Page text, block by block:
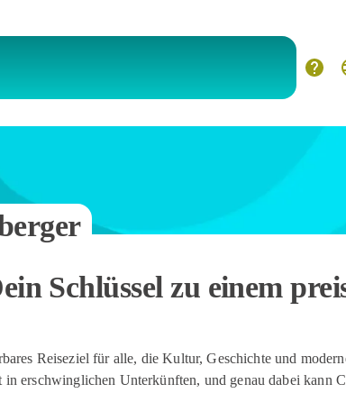
Schlüssel zu einem
Reiseziel für alle, die Kultur, Geschichte und
erschwinglichen Unterkünften, und genau dabei kann